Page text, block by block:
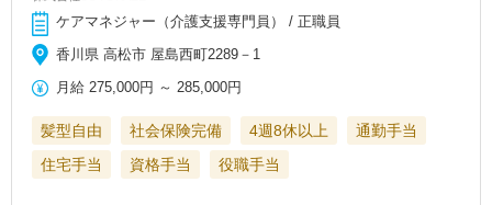
ケアマネジャー（介護支援専門員） / 正職員
香川県 高松市 屋島西町2289－1
月給 275,000円 ～ 285,000円
髪型自由 社会保険完備 4週8休以上
通勤手当
住宅手当
資格手当 役職手当